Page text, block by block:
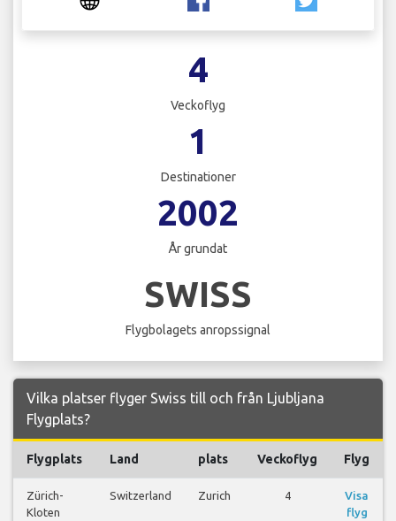
4
Veckoflyg
1
Destinationer
2002
År grundat
SWISS
Flygbolagets anropssignal
Vilka platser flyger Swiss till och från Ljubljana
Flygplats?
Flygplats Land plats Veckoflyg Flyg
Zürich-
Kloten
Switzerland Zurich 4
Visa
flyg